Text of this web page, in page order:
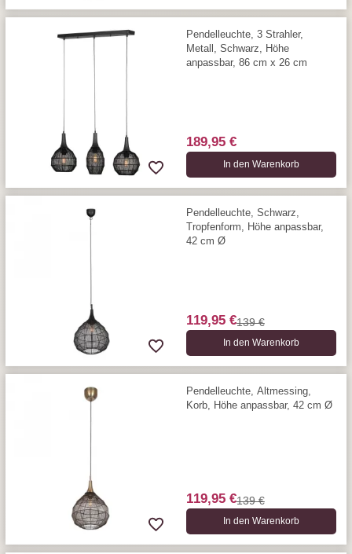
Pendelleuchte, 3 Strahler,
Metall, Schwarz, Höhe
anpassbar, 86 cm x 26 cm
189,95 €
In den Warenkorb
Pendelleuchte, Schwarz,
Tropfenform, Höhe anpassbar,
42 cm Ø
119,95 €139 €
In den Warenkorb
Pendelleuchte, Altmessing,
Korb, Höhe anpassbar, 42 cm Ø
119,95 €139 €
In den Warenkorb